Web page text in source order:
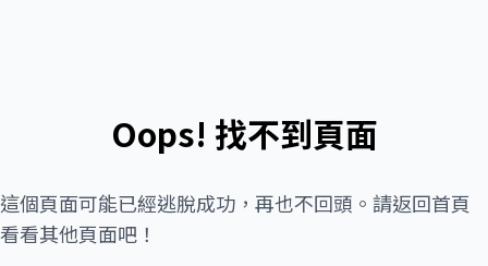
Oops! 找不到頁面
這個頁面可能已經逃脫成功，再也不回頭。請返回首頁
看看其他頁面吧！